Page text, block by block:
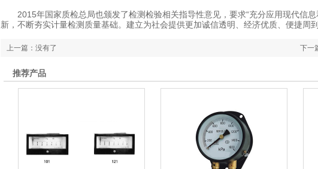
2015年国家质检总局也颁发了检测检验相关指导性意见，要求“充分应用现代信息
新，不断夯实计量检测质量基础。建立为社会提供更加诚信透明、经济优质、便捷周到
下一
上一篇：没有了
推荐产品